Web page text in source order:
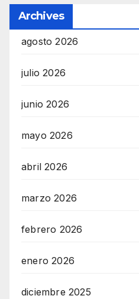
Archives
agosto 2026
julio 2026
junio 2026
mayo 2026
abril 2026
marzo 2026
febrero 2026
enero 2026
diciembre 2025